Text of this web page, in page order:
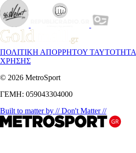
ΠΟΛΙΤΙΚΗ ΑΠΟΡΡΗΤΟΥ ΤΑΥΤΟΤΗΤΑ
ΧΡΗΣΗΣ
© 2026 MetroSport
ΓΕΜΗ: 059043304000
Built to matter by // Don't Matter //